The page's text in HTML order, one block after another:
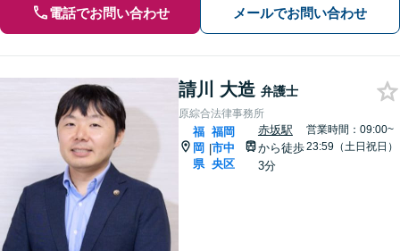
電話でお問い合わせ メールでお問い合わせ
請川 大造 弁護士
原綜合法律事務所
福
岡
県
|
福岡
市中
央区
赤坂駅
から徒歩
3分
営業時間：09:00~
23:59（土日祝日）